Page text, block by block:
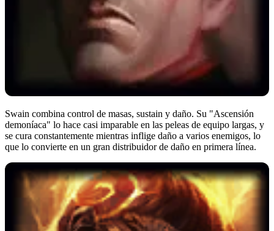
Swain combina control de masas, sustain y daño. Su "Ascensión
demoníaca" lo hace casi imparable en las peleas de equipo largas, y
se cura constantemente mientras inflige daño a varios enemigos, lo
que lo convierte en un gran distribuidor de daño en primera línea.